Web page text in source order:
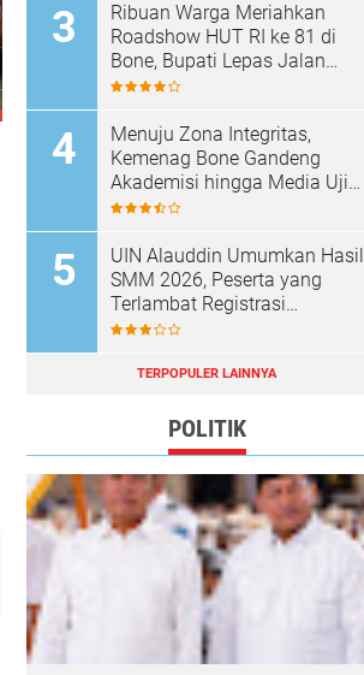
Ribuan Warga Meriahkan
Roadshow HUT RI ke 81 di
Bone, Bupati Lepas Jalan
Santai
Menuju Zona Integritas,
Kemenag Bone Gandeng
Akademisi hingga Media Uji
Standar Pelayanan
UIN Alauddin Umumkan Hasil
SMM 2026, Peserta yang
Terlambat Registrasi
Dianggap Mundur
TERPOPULER LAINNYA
POLITIK